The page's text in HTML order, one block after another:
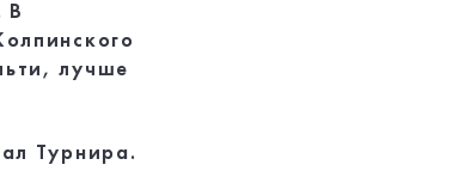
В
лучше
Турнира.